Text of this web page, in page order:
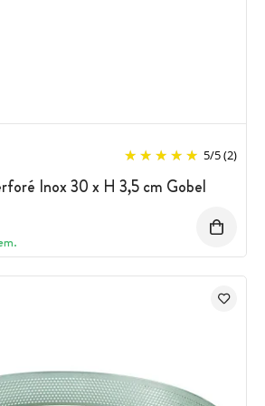
5/5(2)
Inox 30 x H 3,5 cm Gobel